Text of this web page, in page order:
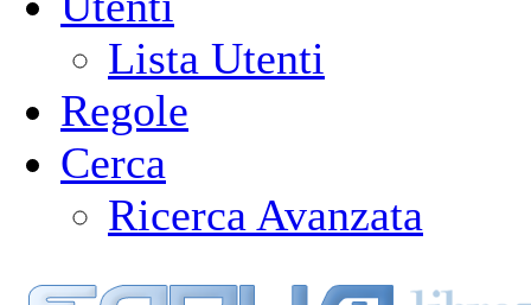
Lista Utenti
Regole
Cerca
Ricerca Avanzata